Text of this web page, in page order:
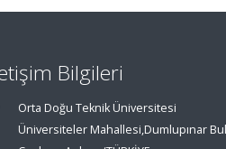
Bilgileri
Orta Doğu Teknik Üniversitesi
Üniversiteler Mahallesi,Dumlupınar